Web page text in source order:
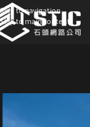
Skip to navigation
Skip to main content